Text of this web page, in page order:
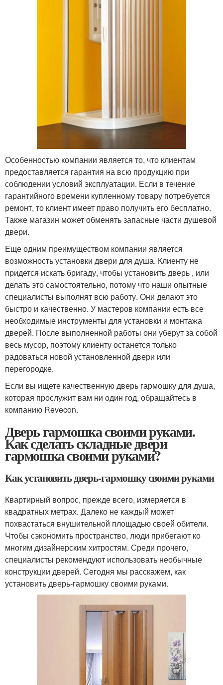
Особенностью компании является то, что клиентам
предоставляется гарантия на всю продукцию при
соблюдении условий эксплуатации. Если в течение
гарантийного времени купленному товару потребуется
ремонт, то клиент имеет право получить его бесплатно.
Также магазин может обменять запасные части душевой
двери.
Еще одним преимуществом компании является
возможность установки двери для душа. Клиенту не
придется искать бригаду, чтобы установить дверь , или
делать это самостоятельно, потому что наши опытные
специалисты выполнят всю работу. Они делают это
быстро и качественно. У мастеров компании есть все
необходимые инструменты для установки и монтажа
дверей. После выполненной работы они уберут за собой
весь мусор, поэтому клиенту останется только
радоваться новой установленной двери или
перегородке.
Если вы ищете качественную дверь гармошку для душа,
которая прослужит вам ни один год, обращайтесь в
компанию Revecon.
Дверь гармошка своими руками.
Как сделать складные двери
гармошка своими руками?
Как установить дверь-гармошку своими руками
Квартирный вопрос, прежде всего, измеряется в
квадратных метрах. Далеко не каждый может
похвастаться внушительной площадью своей обители.
Чтобы сэкономить пространство, люди прибегают ко
многим дизайнерским хитростям. Среди прочего,
специалисты рекомендуют использовать необычные
конструкции дверей. Сегодня мы расскажем, как
установить дверь-гармошку своими руками.